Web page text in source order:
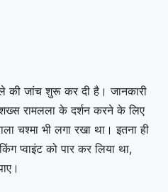
की जांच शुरू कर दी है। जानकारी
रामलला के दर्शन करने के लिए
चश्मा भी लगा रखा था। इतना ही
प्वाइंट को पार कर लिया था,